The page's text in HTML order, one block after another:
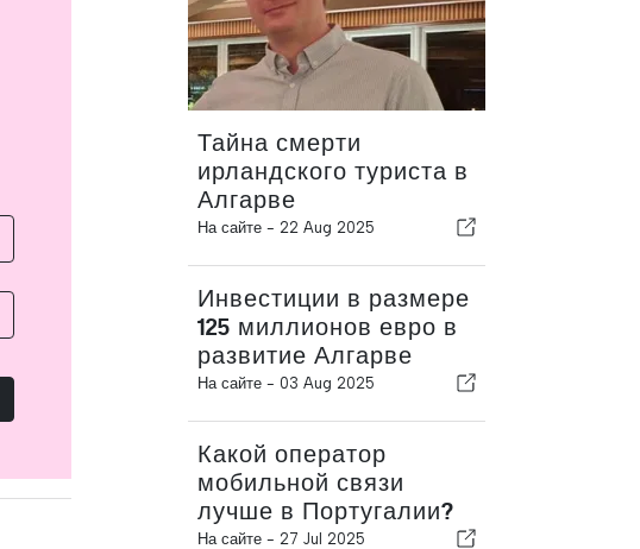
Тайна смерти
ирландского туриста в
Алгарве
На сайте - 22 Aug 2025
Инвестиции в размере
125 миллионов евро в
развитие Алгарве
На сайте - 03 Aug 2025
Какой оператор
мобильной связи
лучше в Португалии?
На сайте - 27 Jul 2025